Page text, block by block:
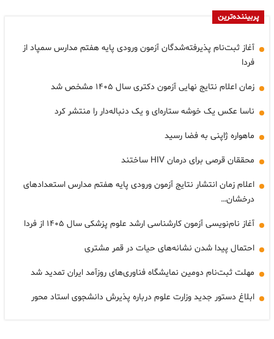
پربیننده‌ترین
آغاز ثبت‌نام پذیرفته‌شدگان آزمون ورودی پایه هفتم مدارس سمپاد از
فردا
زمان اعلام نتایج نهایی آزمون دکتری سال ۱۴۰۵ مشخص شد
ناسا عکس یک خوشه ستاره‌ای و یک دنباله‌دار را منتشر کرد
ماهواره ژاپنی به فضا رسید
محققان قرصی برای درمان HIV ساختند
اعلام زمان انتشار نتایج آزمون ورودی پایه هفتم مدارس استعدادهای
درخشان…
آغاز نام‌نویسی آزمون کارشناسی ارشد علوم پزشکی سال ۱۴۰۵ از فردا
احتمال پیدا شدن نشانه‌های حیات در قمر مشتری
مهلت ثبت‌نام دومین نمایشگاه فناوری‌های روزآمد ایران تمدید شد
ابلاغ دستور جدید وزارت علوم درباره پذیرش دانشجوی استاد محور